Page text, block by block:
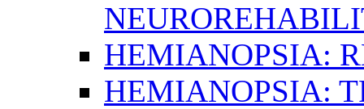
HEMIANOPSIA:
HEMIANOPSIA: